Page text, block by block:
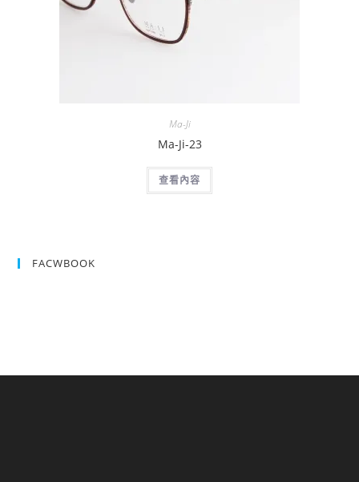
Ma-Ji
Ma-Ji-23
查看內容
FACWBOOK